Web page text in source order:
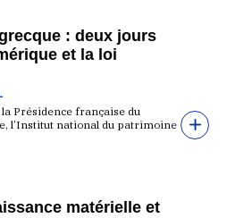
: deux jours
et la loi
Présidence française du
l’Institut national du patrimoine
matérielle et